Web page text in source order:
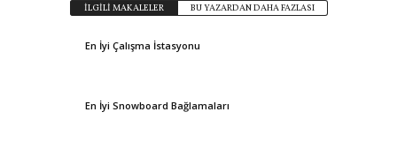
İLGİLİ MAKALELER BU YAZARDAN DAHA FAZLASI
En İyi Çalışma İstasyonu
En İyi Snowboard Bağlamaları